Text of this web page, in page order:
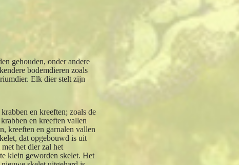
gehouden, onder andere
bodemdieren zoals
Elk dier stelt zijn
en kreeften; zoals de
en kreeften vallen
kreeften en garnalen vallen
dat opgebouwd is uit
het dier zal het
klein geworden skelet. Het